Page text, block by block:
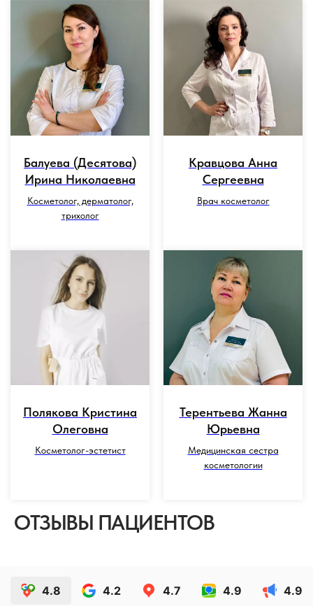
Балуева (Десятова)
Ирина Николаевна
Косметолог, дерматолог,
трихолог
Кравцова Анна
Сергеевна
Врач косметолог
Полякова Кристина
Олеговна
Косметолог-эстетист
Терентьева Жанна
Юрьевна
Медицинская сестра
косметологии
ОТЗЫВЫ ПАЦИЕНТОВ
4.8 4.2 4.7 4.9 4.9